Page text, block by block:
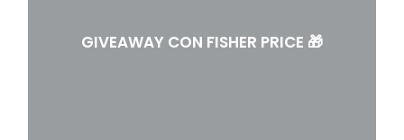
GIVEAWAY CON FISHER PRICE 🎁